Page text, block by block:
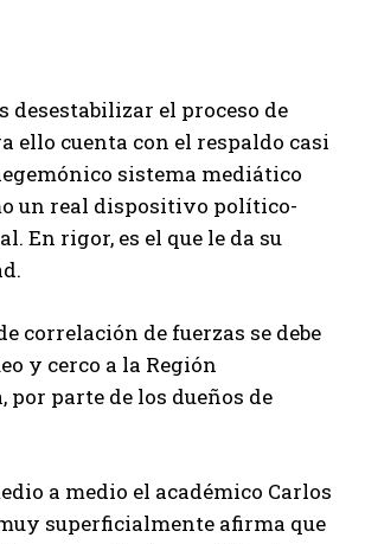
desestabilizar el proceso de
ello cuenta con el respaldo casi
sistema mediático
un real dispositivo político-
En rigor, es el que le da su
correlación de fuerzas se debe
y cerco a la Región
parte de los dueños de
a medio el académico Carlos
superficialmente afirma que